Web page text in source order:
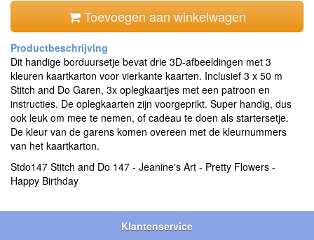
Toevoegen aan winkelwagen
Dit handige borduursetje bevat drie 3D-afbeeldingen met 3
kleuren kaartkarton voor vierkante kaarten. Inclusief 3 x 50 m
Stitch and Do Garen, 3x oplegkaartjes met een patroon en
instructies. De oplegkaarten zijn voorgeprikt. Super handig, dus
ook leuk om mee te nemen, of cadeau te doen als startersetje.
De kleur van de garens komen overeen met de kleurnummers
van het kaartkarton.
Stdo147 Stitch and Do 147 - Jeanine's Art - Pretty Flowers -
Happy Birthday
Klantenservice